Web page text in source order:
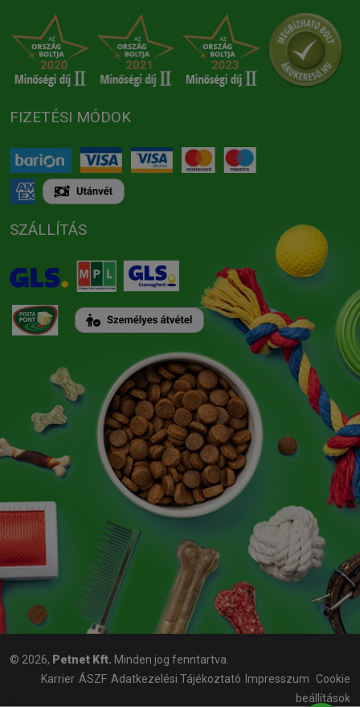
FIZETÉSI MÓDOK
SZÁLLÍTÁS
© 2026, Petnet Kft. Minden jog fenntartva.
Karrier ÁSZF Adatkezelési Tájékoztató Impresszum
Cookie
beállítások